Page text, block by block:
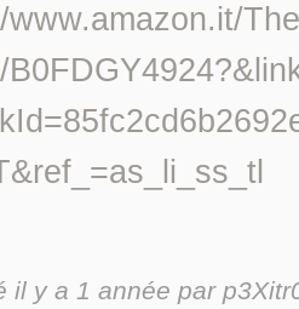
www.amazon.it/
il y a 1 année par